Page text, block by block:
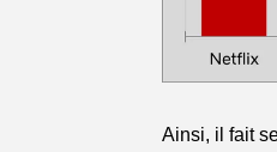
Ainsi, il fait